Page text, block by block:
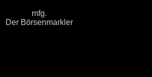
mfg.
Der Börsenmarkler